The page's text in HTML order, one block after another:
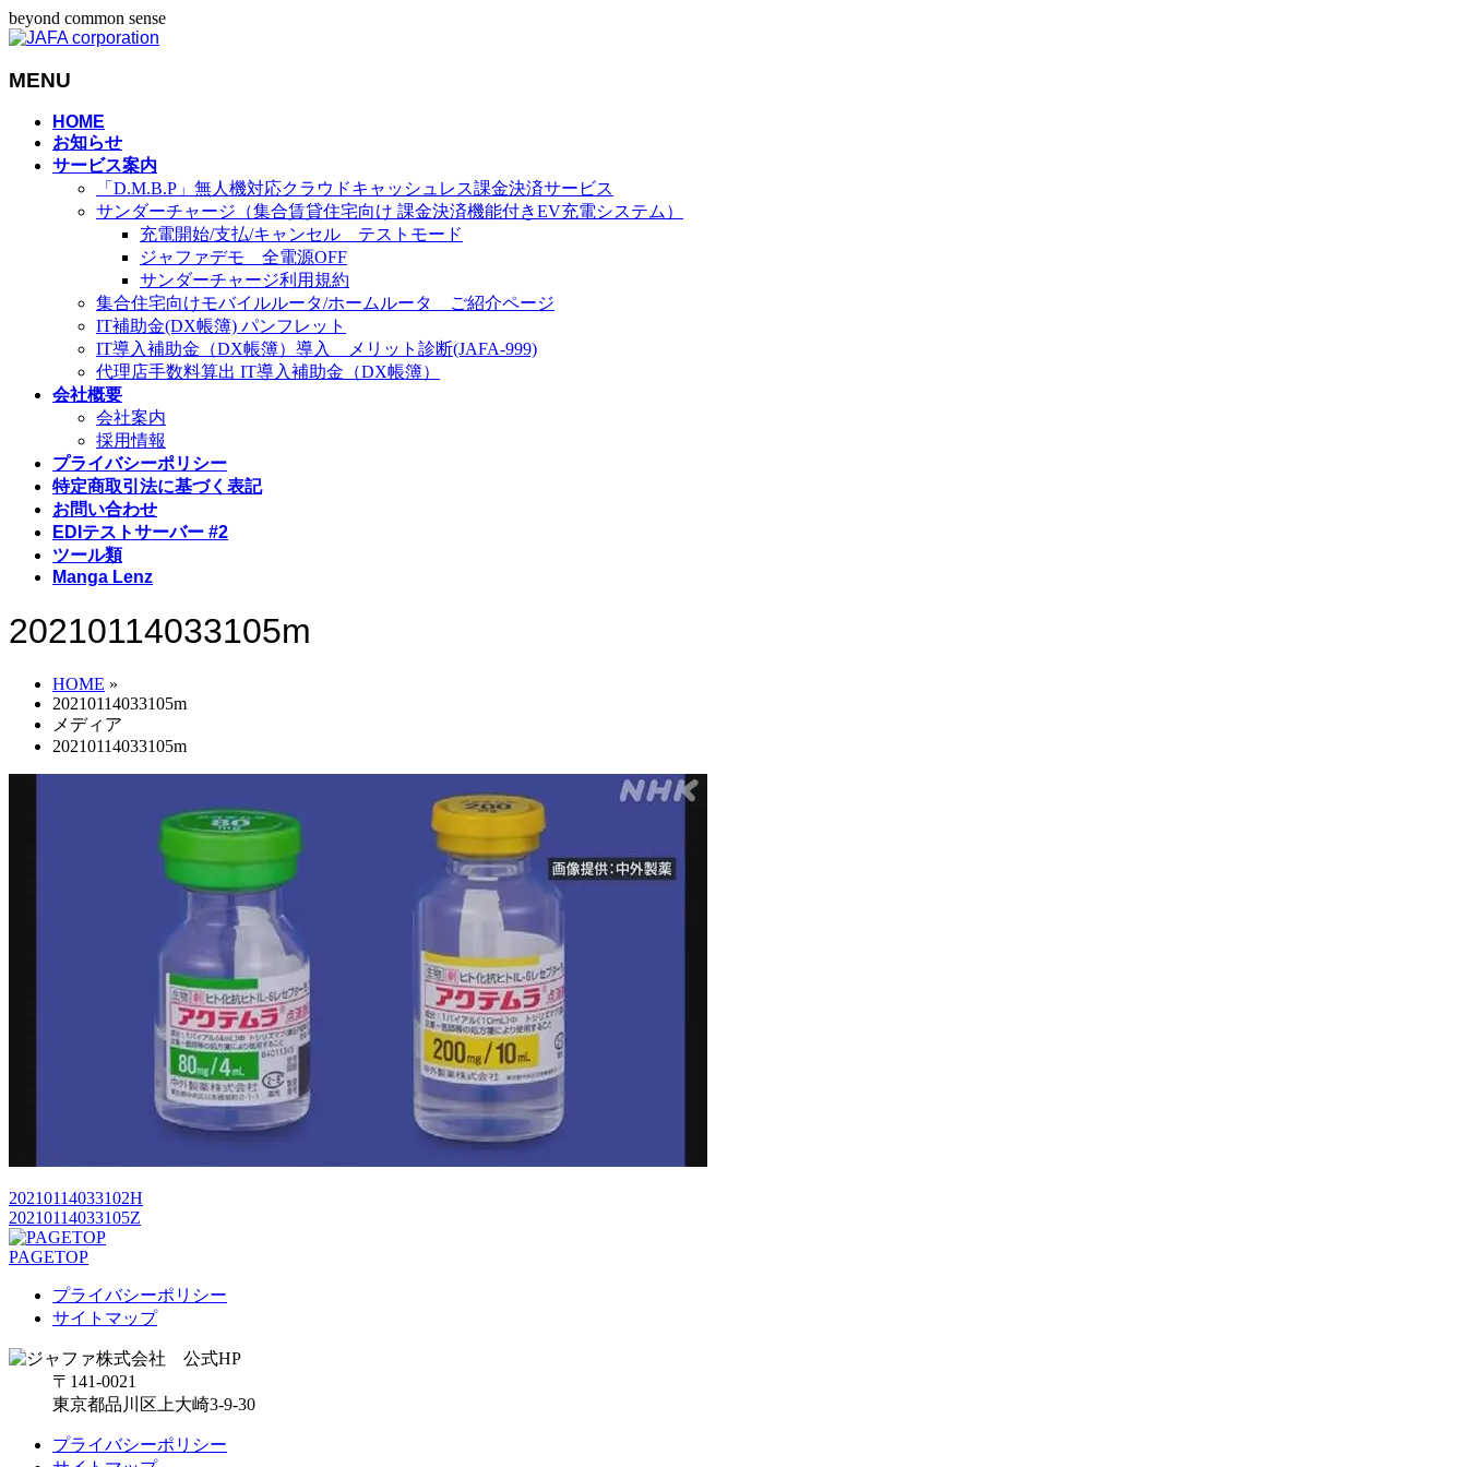
beyond common sense
MENU
HOME
お知らせ
サービス案内
「D.M.B.P」無人機対応クラウドキャッシュレス課金決済サービス
サンダーチャージ（集合賃貸住宅向け 課金決済機能付きEV充電システム）
充電開始/支払/キャンセル テストモード
ジャファデモ 全電源OFF
サンダーチャージ利用規約
集合住宅向けモバイルルータ/ホームルータ ご紹介ページ
IT補助金(DX帳簿) パンフレット
IT導入補助金（DX帳簿）導入 メリット診断(JAFA-999)
代理店手数料算出 IT導入補助金（DX帳簿）
会社概要
会社案内
採用情報
プライバシーポリシー
特定商取引法に基づく表記
お問い合わせ
EDIテストサーバー #2
ツール類
Manga Lenz
20210114033105m
HOME »
20210114033105m
メディア
20210114033105m
20210114033102H
20210114033105Z
PAGETOP
プライバシーポリシー
サイトマップ
〒141-0021
東京都品川区上大崎3-9-30
プライバシーポリシー